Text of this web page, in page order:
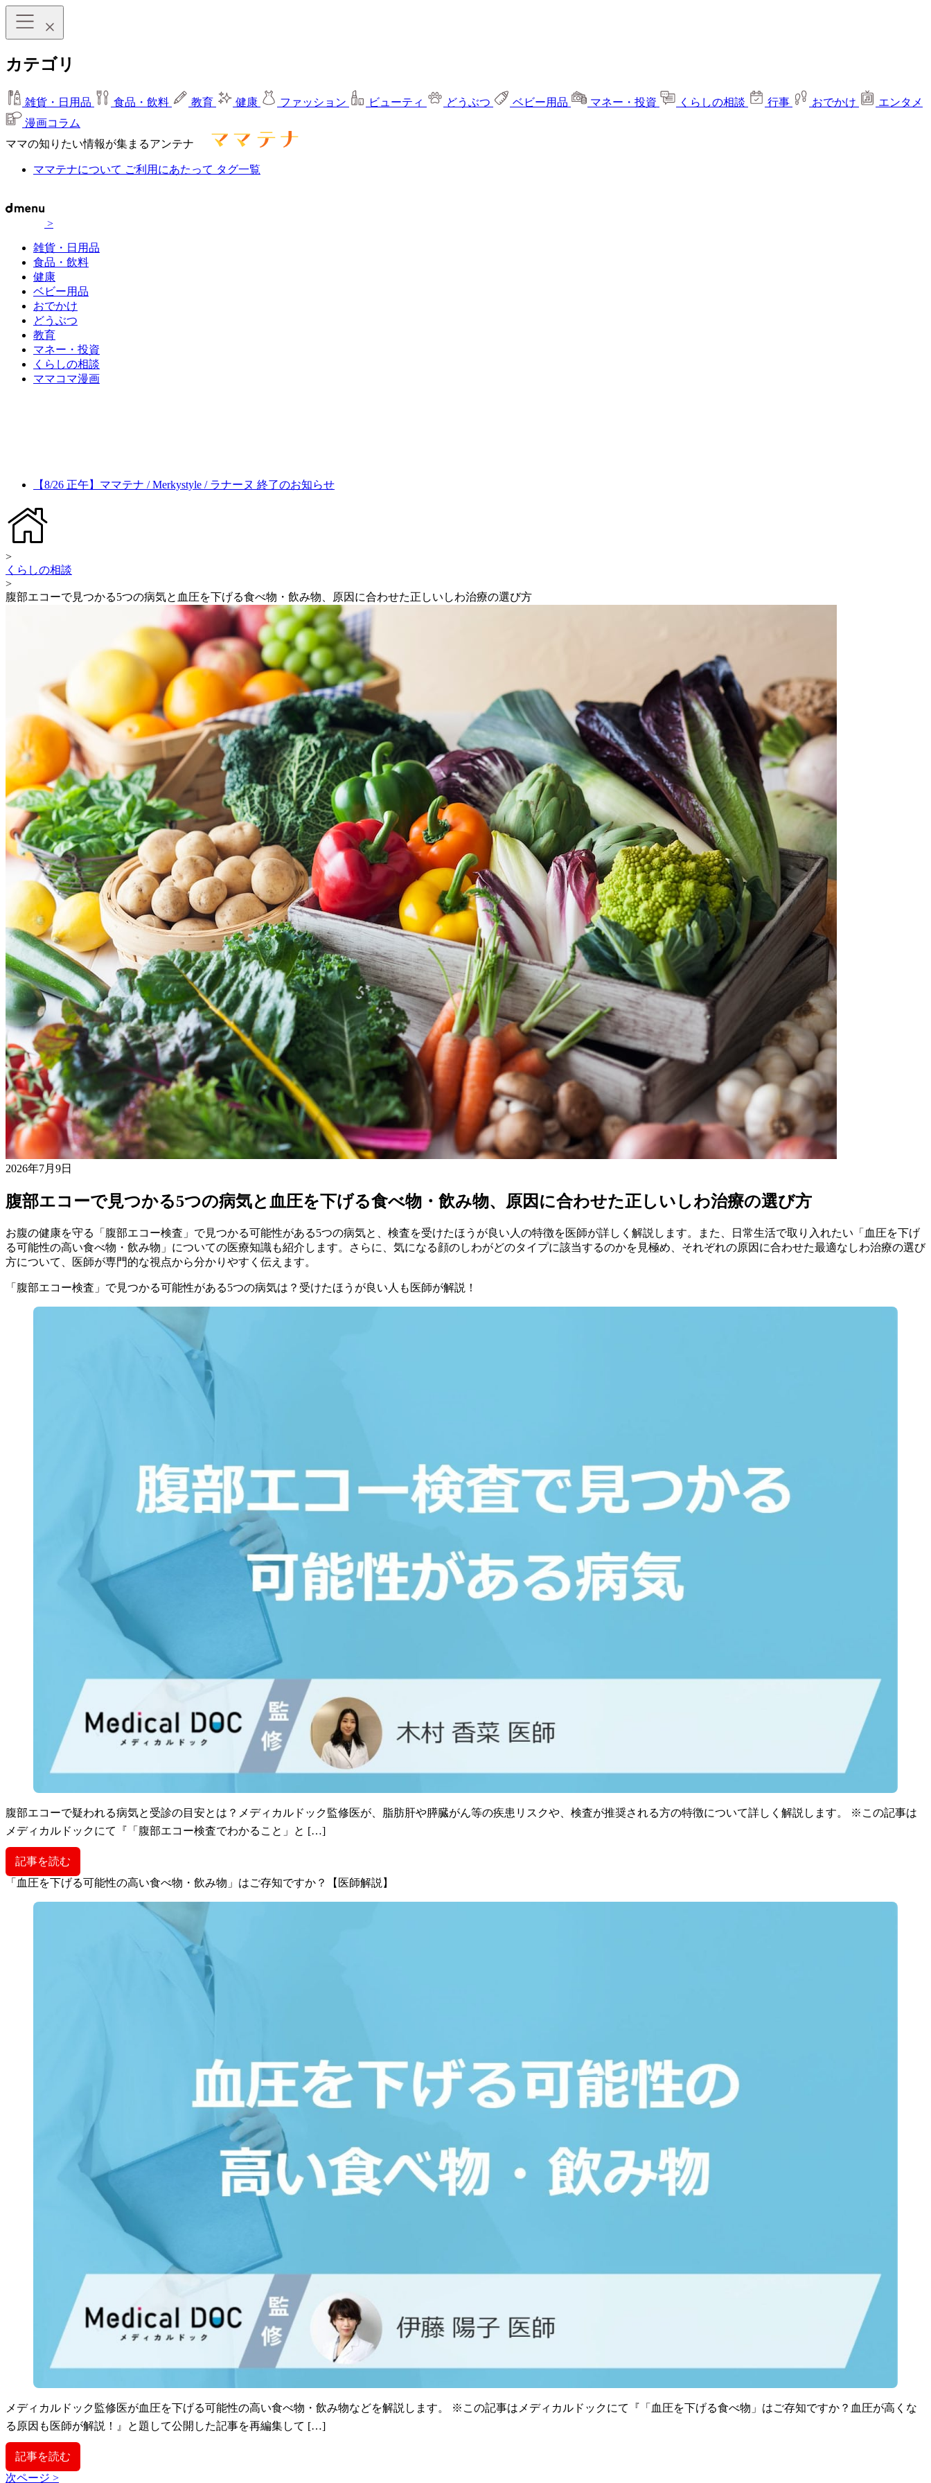
カテゴリ
雑貨・日用品 食品・飲料 教育 健康 ファッション ビューティ どうぶつ ベビー用品 マネー・投資 くらしの相談 行事 おでかけ
エンタメ
漫画コラム
ママの知りたい情報が集まるアンテナ
ママテナについて ご利用にあたって タグ一覧
>
雑貨・日用品
食品・飲料
健康
ベビー用品
おでかけ
どうぶつ
教育
マネー・投資
くらしの相談
ママコマ漫画
【8/26 正午】ママテナ / Merkystyle / ラナーヌ 終了のお知らせ
>
くらしの相談
>
腹部エコーで見つかる5つの病気と血圧を下げる食べ物・飲み物、原因に合わせた正しいしわ治療の選び方
2026年7月9日
腹部エコーで見つかる5つの病気と血圧を下げる食べ物・飲み物、原因に合わせた正しいしわ治療の選び方
お腹の健康を守る「腹部エコー検査」で見つかる可能性がある5つの病気と、検査を受けたほうが良い人の特徴を医師が詳しく解説します。また、日常生活で取り入れたい「血圧を下げ
る可能性の高い食べ物・飲み物」についての医療知識も紹介します。さらに、気になる顔のしわがどのタイプに該当するのかを見極め、それぞれの原因に合わせた最適なしわ治療の選び
方について、医師が専門的な視点から分かりやすく伝えます。
「腹部エコー検査」で見つかる可能性がある5つの病気は？受けたほうが良い人も医師が解説！
腹部エコーで疑われる病気と受診の目安とは？メディカルドック監修医が、脂肪肝や膵臓がん等の疾患リスクや、検査が推奨される方の特徴について詳しく解説します。 ※この記事は
メディカルドックにて『「腹部エコー検査でわかること」と […]
記事を読む
「血圧を下げる可能性の高い食べ物・飲み物」はご存知ですか？【医師解説】
メディカルドック監修医が血圧を下げる可能性の高い食べ物・飲み物などを解説します。 ※この記事はメディカルドックにて『「血圧を下げる食べ物」はご存知ですか？血圧が高くな
る原因も医師が解説！』と題して公開した記事を再編集して […]
記事を読む
次ページ >